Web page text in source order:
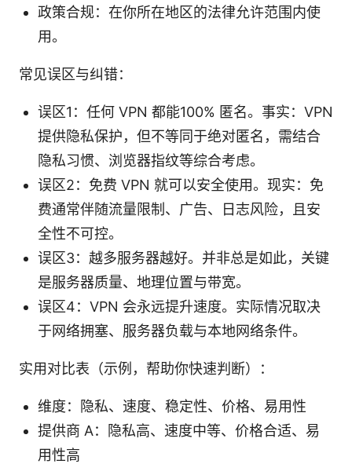
政策合规：在你所在地区的法律允许范围内使
用。
常见误区与纠错：
误区1：任何 VPN 都能100% 匿名。事实：VPN
提供隐私保护，但不等同于绝对匿名，需结合
隐私习惯、浏览器指纹等综合考虑。
误区2：免费 VPN 就可以安全使用。现实：免
费通常伴随流量限制、广告、日志风险，且安
全性不可控。
误区3：越多服务器越好。并非总是如此，关键
是服务器质量、地理位置与带宽。
误区4：VPN 会永远提升速度。实际情况取决
于网络拥塞、服务器负载与本地网络条件。
实用对比表（示例，帮助你快速判断）：
维度：隐私、速度、稳定性、价格、易用性
提供商 A：隐私高、速度中等、价格合适、易
用性高